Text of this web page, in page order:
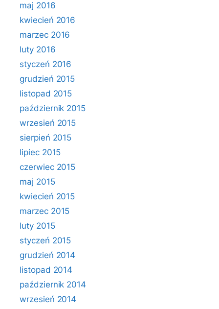
maj 2016
kwiecień 2016
marzec 2016
luty 2016
styczeń 2016
grudzień 2015
listopad 2015
październik 2015
wrzesień 2015
sierpień 2015
lipiec 2015
czerwiec 2015
maj 2015
kwiecień 2015
marzec 2015
luty 2015
styczeń 2015
grudzień 2014
listopad 2014
październik 2014
wrzesień 2014